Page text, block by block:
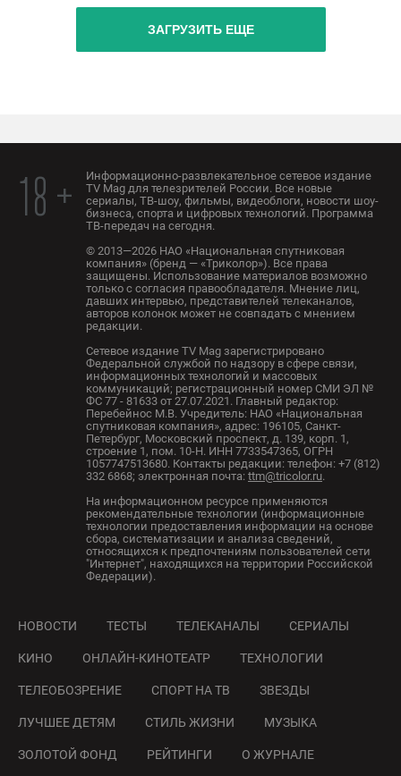
ЗАГРУЗИТЬ ЕЩЕ
18 +
Информационно-развлекательное сетевое издание
TV Mag для телезрителей России. Все новые
сериалы, ТВ-шоу, фильмы, видеоблоги, новости шоу-
бизнеса, спорта и цифровых технологий. Программа
ТВ-передач на сегодня.
© 2013—2026 НАО «Национальная спутниковая
компания» (бренд — «Триколор»). Все права
защищены. Использование материалов возможно
только с согласия правообладателя. Мнение лиц,
давших интервью, представителей телеканалов,
авторов колонок может не совпадать с мнением
редакции.
Сетевое издание TV Mag зарегистрировано
Федеральной службой по надзору в сфере связи,
информационных технологий и массовых
коммуникаций; регистрационный номер СМИ ЭЛ №
ФС 77 - 81633 от 27.07.2021. Главный редактор:
Перебейнос М.В. Учредитель: НАО «Национальная
спутниковая компания», адрес: 196105, Санкт-
Петербург, Московский проспект, д. 139, корп. 1,
строение 1, пом. 10-Н. ИНН 7733547365, ОГРН
1057747513680. Контакты редакции: телефон: +7 (812)
332 6868; электронная почта: ttm@tricolor.ru.
На информационном ресурсе применяются
рекомендательные технологии (информационные
технологии предоставления информации на основе
сбора, систематизации и анализа сведений,
относящихся к предпочтениям пользователей сети
"Интернет", находящихся на территории Российской
Федерации).
НОВОСТИ ТЕСТЫ ТЕЛЕКАНАЛЫ СЕРИАЛЫ
КИНО ОНЛАЙН-КИНОТЕАТР ТЕХНОЛОГИИ
ТЕЛЕОБОЗРЕНИЕ СПОРТ НА ТВ ЗВЕЗДЫ
ЛУЧШЕЕ ДЕТЯМ СТИЛЬ ЖИЗНИ МУЗЫКА
ЗОЛОТОЙ ФОНД РЕЙТИНГИ О ЖУРНАЛЕ